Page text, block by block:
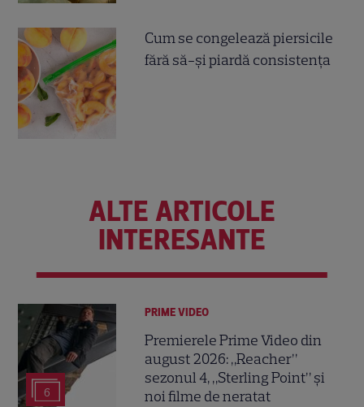
Cum se congelează piersicile
fără să-și piardă consistența
ALTE ARTICOLE
INTERESANTE
6
PRIME VIDEO
Premierele Prime Video din
august 2026: „Reacher”
sezonul 4, „Sterling Point” și
noi filme de neratat